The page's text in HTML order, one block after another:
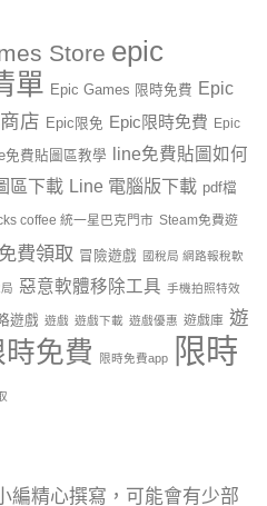
Store epic
單 Epic Games 限時免費 Epic
店 Epic限免 Epic限時免費 Epic
免費貼圖區教學
line免費貼圖如何
區下載 Line 電腦版下載 pdf檔
coffee 統一星巴克門市 Steam免費遊
免費領取 冒險遊戲 國稅局 網路報稅軟
惡意軟體移除工具 手機拍照特效
遊戲 遊戲 遊戲下載 遊戲優惠 遊戲庫 遊
時免費 限時免費app
限時
編精心撰寫，可能會有少部